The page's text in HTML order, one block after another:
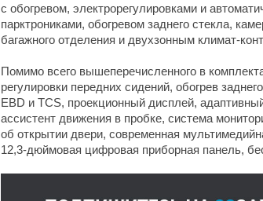
с обогревом, электрорегулировками и
парктрониками, обогревом заднего стекла,
багажного отделения и двухзонным климат-
Помимо всего вышеперечисленного в
регулировки передних сидений, обогрев
EBD и TCS, проекционный дисплей,
ассистент движения в пробке, система
об открытии двери, современная
12,3-дюймовая цифровая приборная панель,